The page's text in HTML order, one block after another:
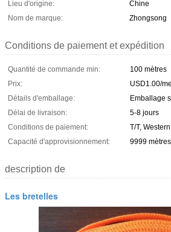
Lieu d'origine:
Chine
Nom de marque:
Zhongsong
Conditions de paiement et expédition
Quantité de commande min:
100 mètres
Prix:
USD1.00/
Détails d'emballage:
Emballage
Délai de livraison:
5-8 jours
Conditions de paiement:
T/T,
Capacité d'approvisionnement:
9999
description de
Les bretelles